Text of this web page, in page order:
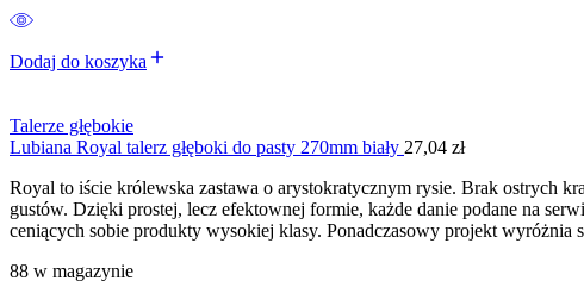
Dodaj do koszyka
Talerze głębokie
Lubiana Royal talerz głęboki do pasty 270mm biały 27,04 zł
Royal to iście królewska zastawa o arystokratycznym rysie. Brak ostrych
gustów. Dzięki prostej, lecz efektownej formie, każde danie podane na
ceniących sobie produkty wysokiej klasy. Ponadczasowy projekt wyróżnia
88 w magazynie